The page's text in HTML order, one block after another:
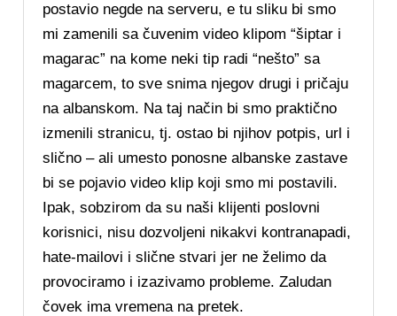
postavio negde na serveru, e tu sliku bi smo
mi zamenili sa čuvenim video klipom “šiptar i
magarac” na kome neki tip radi “nešto” sa
magarcem, to sve snima njegov drugi i pričaju
na albanskom. Na taj način bi smo praktično
izmenili stranicu, tj. ostao bi njihov potpis, url i
slično – ali umesto ponosne albanske zastave
bi se pojavio video klip koji smo mi postavili.
Ipak, sobzirom da su naši klijenti poslovni
korisnici, nisu dozvoljeni nikakvi kontranapadi,
hate-mailovi i slične stvari jer ne želimo da
provociramo i izazivamo probleme. Zaludan
čovek ima vremena na pretek.